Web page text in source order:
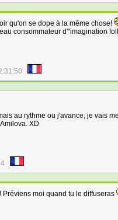
qu'on se dope à la même chose!
consommateur d'"imagination
au rythme ou j'avance, je vais
XD
moi quand tu le diffuseras